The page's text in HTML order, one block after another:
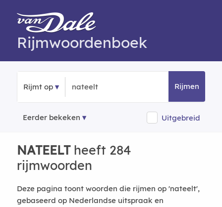
Rijmwoordenboek
Rijmt op Rijmen
Eerder bekeken Uitgebreid
NATEELTheeft 284
rijmwoorden
Deze pagina toont woorden die rijmen op 'nateelt',
gebaseerd op Nederlandse uitspraak en